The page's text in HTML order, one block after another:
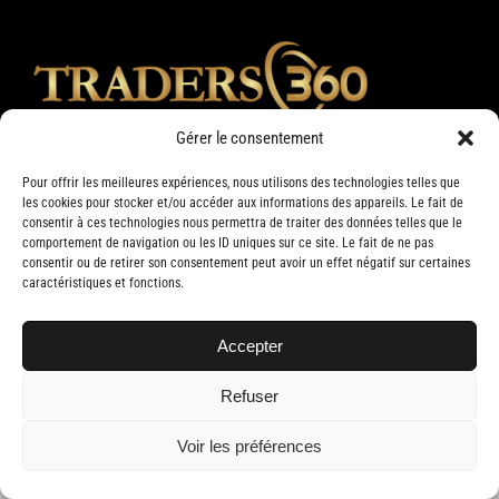
Gérer le consentement
Pour offrir les meilleures expériences, nous utilisons des technologies telles que
les cookies pour stocker et/ou accéder aux informations des appareils. Le fait de
consentir à ces technologies nous permettra de traiter des données telles que le
comportement de navigation ou les ID uniques sur ce site. Le fait de ne pas
consentir ou de retirer son consentement peut avoir un effet négatif sur certaines
caractéristiques et fonctions.
Accepter
Refuser
Voir les préférences
Copyright 2019 Traders 360 | Tous droits réservés | Conception web par
Delisoft